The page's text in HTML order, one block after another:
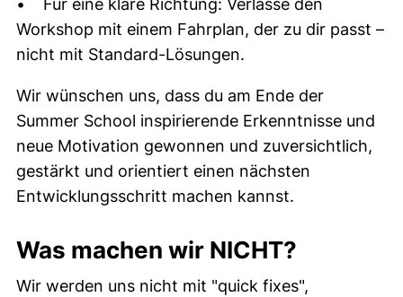
• Für eine klare Richtung: Verlasse den
Workshop mit einem Fahrplan, der zu dir passt –
nicht mit Standard-Lösungen.
Wir wünschen uns, dass du am Ende der
Summer School inspirierende Erkenntnisse und
neue Motivation gewonnen und zuversichtlich,
gestärkt und orientiert einen nächsten
Entwicklungsschritt machen kannst.
Was machen wir NICHT?
Wir werden uns nicht mit "quick fixes",